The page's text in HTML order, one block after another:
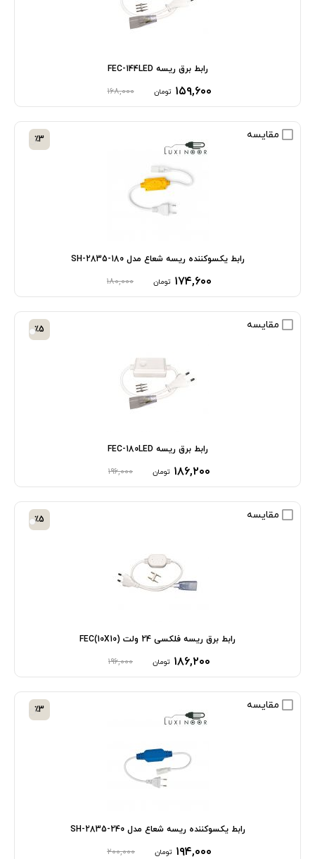
رابط برق ریسه FEC-144LED
۱۵۹,۶۰۰ تومان ۱۶۸,۰۰۰
مقایسه
رابط یکسوکننده ریسه شعاع مدل SH-2835-180
۱۷۴,۶۰۰ تومان ۱۸۰,۰۰۰
٪3
مقایسه
رابط برق ریسه FEC-180LED
۱۸۶,۲۰۰ تومان ۱۹۶,۰۰۰
٪5
مقایسه
رابط برق ریسه فلکسی 24 ولت (10X10)FEC
۱۸۶,۲۰۰ تومان ۱۹۶,۰۰۰
٪5
مقایسه
رابط یکسوکننده ریسه شعاع مدل SH-2835-240
۱۹۴,۰۰۰ تومان ۲۰۰,۰۰۰
٪3